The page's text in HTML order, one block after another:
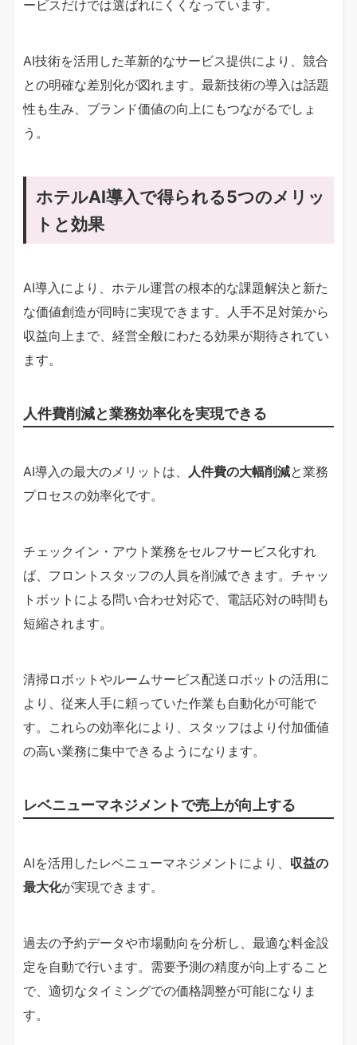
ービスだけでは選ばれにくくなっています。
AI技術を活用した革新的なサービス提供により、競合
との明確な差別化が図れます。最新技術の導入は話題
性も生み、ブランド価値の向上にもつながるでしょ
う。
ホテルAI導入で得られる5つのメリッ
トと効果
AI導入により、ホテル運営の根本的な課題解決と新た
な価値創造が同時に実現できます。人手不足対策から
収益向上まで、経営全般にわたる効果が期待されてい
ます。
人件費削減と業務効率化を実現できる
AI導入の最大のメリットは、 人件費の大幅削減と業務
プロセスの効率化です。
チェックイン・アウト業務をセルフサービス化すれ
ば、フロントスタッフの人員を削減できます。チャッ
トボットによる問い合わせ対応で、電話応対の時間も
短縮されます。
清掃ロボットやルームサービス配送ロボットの活用に
より、従来人手に頼っていた作業も自動化が可能で
す。これらの効率化により、スタッフはより付加価値
の高い業務に集中できるようになります。
レベニューマネジメントで売上が向上する
AIを活用したレベニューマネジメントにより、 収益の
最大化が実現できます。
過去の予約データや市場動向を分析し、最適な料金設
定を自動で行います。需要予測の精度が向上すること
で、適切なタイミングでの価格調整が可能になりま
す。